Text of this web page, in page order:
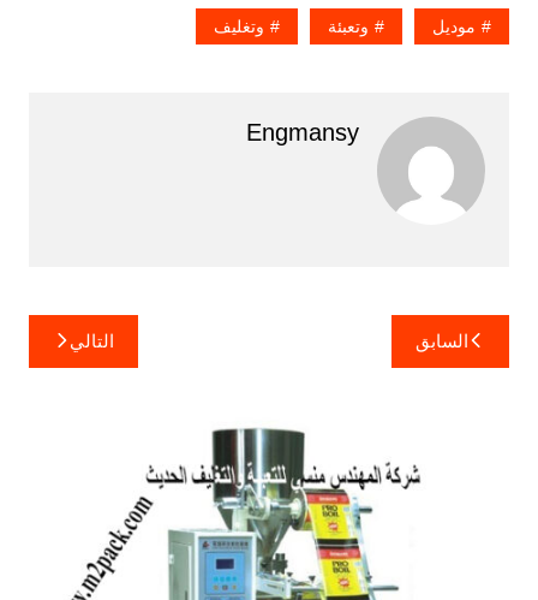
موديل وتعبئة وتغليف
Engmansy
تصفّح
المقالات
السابق التالي